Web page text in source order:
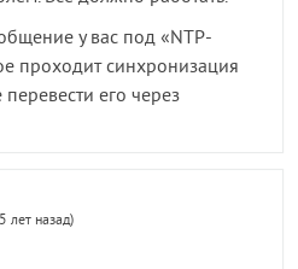
у вас под «NTP-
проходит синхронизация
его через
лет назад)